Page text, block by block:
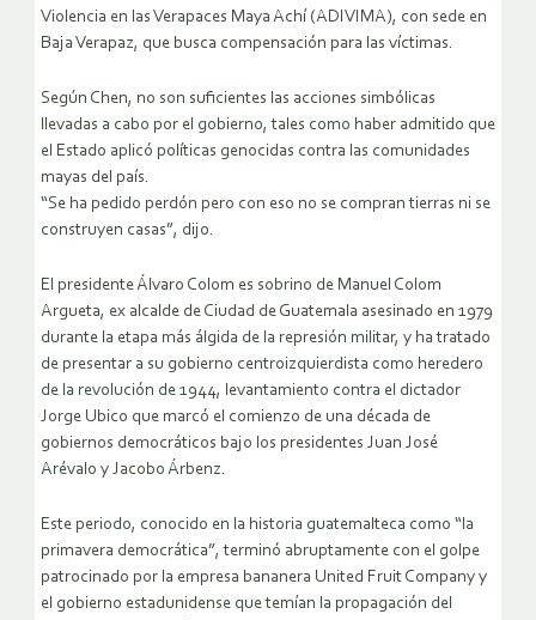
Violencia en las Verapaces Maya Achí (ADIVIMA), con sede en
Baja Verapaz, que busca compensación para las víctimas.
Según Chen, no son suficientes las acciones simbólicas
llevadas a cabo por el gobierno, tales como haber admitido que
el Estado aplicó políticas genocidas contra las comunidades
mayas del país.
“Se ha pedido perdón pero con eso no se compran tierras ni se
construyen casas”, dijo.
El presidente Álvaro Colom es sobrino de Manuel Colom
Argueta, ex alcalde de Ciudad de Guatemala asesinado en 1979
durante la etapa más álgida de la represión militar, y ha tratado
de presentar a su gobierno centroizquierdista como heredero
de la revolución de 1944, levantamiento contra el dictador
Jorge Ubico que marcó el comienzo de una década de
gobiernos democráticos bajo los presidentes Juan José
Arévalo y Jacobo Árbenz.
Este periodo, conocido en la historia guatemalteca como “la
primavera democrática”, terminó abruptamente con el golpe
patrocinado por la empresa bananera United Fruit Company y
el gobierno estadunidense que temían la propagación del